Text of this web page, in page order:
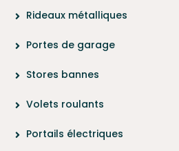
Rideaux métalliques
Portes de garage
Stores bannes
Volets roulants
Portails électriques